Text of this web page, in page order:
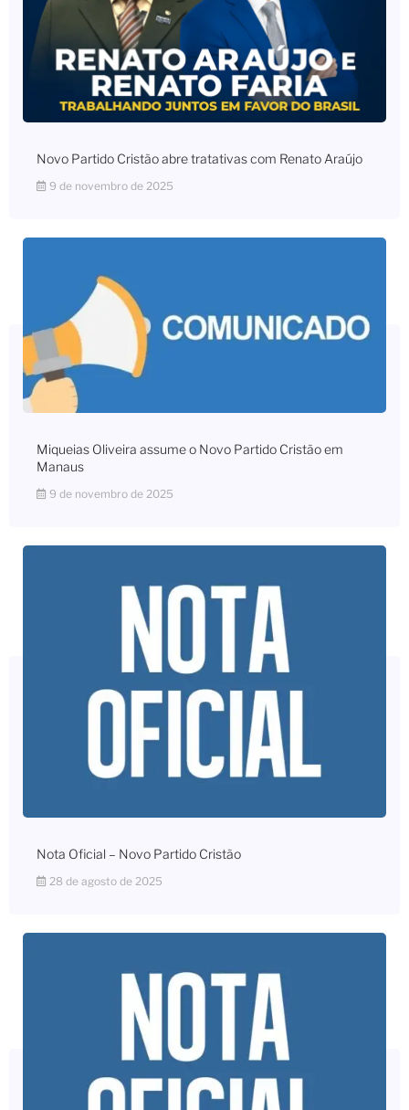
Novo Partido Cristão abre tratativas com Renato Araújo
9 de novembro de 2025
Miqueias Oliveira assume o Novo Partido Cristão em
Manaus
9 de novembro de 2025
Nota Oficial – Novo Partido Cristão
28 de agosto de 2025